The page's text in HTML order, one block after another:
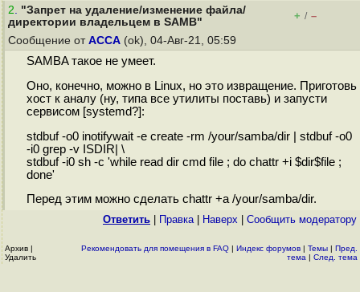
2. "Запрет на удаление/изменение файла/
директории владельцем в SAMB"
+ / –
Сообщение от ACCA (ok), 04-Авг-21, 05:59
SAMBA такое не умеет.
Оно, конечно, можно в Linux, но это извращение. Приготовь
хост к аналу (ну, типа все утилиты поставь) и запусти
сервисом [systemd?]:
stdbuf -o0 inotifywait -e create -rm /your/samba/dir | stdbuf -o0
-i0 grep -v ISDIR| \
stdbuf -i0 sh -c 'while read dir cmd file ; do chattr +i $dir$file ;
done'
Перед этим можно сделать chattr +a /your/samba/dir.
Ответить Правка| Наверх Cообщить модератору
Архив |
Удалить
Рекомендовать для помещения в FAQ | Индекс форумов | Темы | Пред.
тема | След. тема